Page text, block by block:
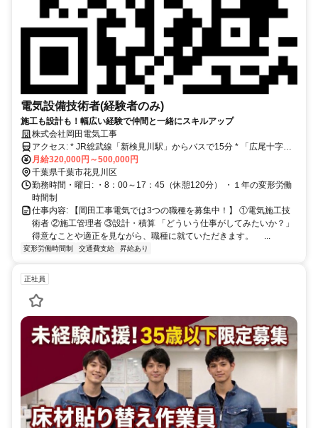
電気設備技術者(経験者のみ)
施工も設計も！幅広い経験で仲間と一緒にスキルアップ
株式会社岡田電気工事
アクセス: * JR総武線「新検見川駅」からバスで15分 * 「広尾十字
路」バス停下車徒歩1分または「さつきが丘団地」バス停下車徒歩7分
* 車通勤、バイク通勤可能（無料駐車場あり）
月給320,000円～500,000円
千葉県千葉市花見川区
勤務時間・曜日: ・8：00～17：45（休憩120分） ・１年の変形労働
時間制
仕事内容: 【岡田工事電気では3つの職種を募集中！】 ①電気施工技
術者 ②施工管理者 ③設計・積算 「どういう仕事がしてみたいか？」
得意なことや適正を見ながら、職種に就ていただきます。 ...
変形労働時間制 交通費支給 昇給あり
正社員